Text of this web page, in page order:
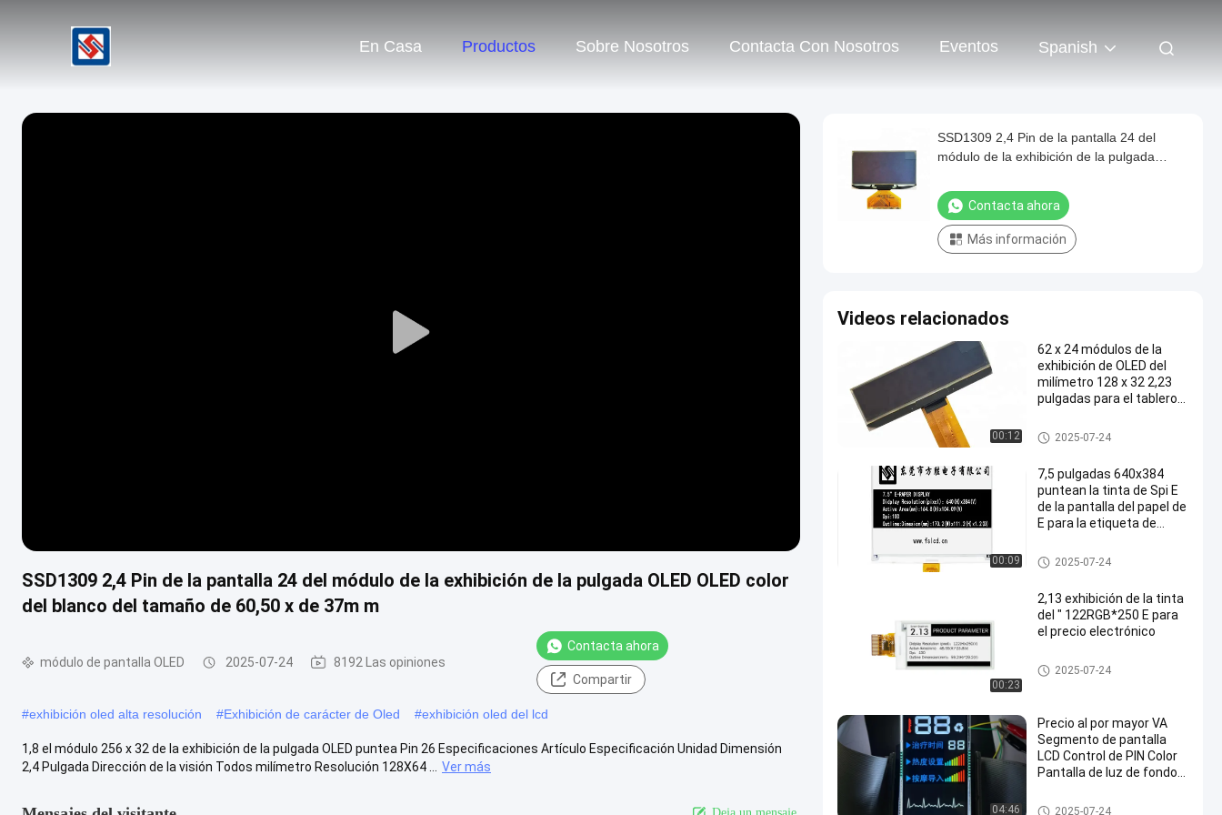
En Casa Productos Sobre Nosotros Contacta Con Nosotros Eventos Spanish
Play
SSD1309 2,4 Pin de la pantalla 24 del módulo de la exhibición de la pulgada OLED OLED color
del blanco del tamaño de 60,50 x de 37m m
módulo de pantalla OLED 2025-07-24 8192 Las opiniones
Contacta ahora
Compartir
#exhibición oled alta resolución #Exhibición de carácter de Oled #exhibición oled del lcd
1,8 el módulo 256 x 32 de la exhibición de la pulgada OLED puntea Pin 26 Especificaciones Artículo Especificación Unidad Dimensión
2,4 Pulgada Dirección de la visión Todos milímetro Resolución 128X64 ...
Ver más
Deja un mensaje.
SSD1309 2,4 Pin de la pantalla 24 del
módulo de la exhibición de la pulgada
de 60,50 x de 37m m
Contacta ahora
Más información
Videos relacionados
00:12
62 x 24 módulos de la
exhibición de OLED del
milímetro 128 x 32 2,23
pulgadas para el tablero
del coche
módulo de pantalla OLED
2025-07-24
00:09
7,5 pulgadas 640x384
puntean la tinta de Spi E
de la pantalla del papel de
E para la etiqueta de
módulo de pantalla OLED
2025-07-24
00:23
2,13 exhibición de la tinta
del ″ 122RGB*250 E para
el precio electrónico
módulo de pantalla OLED
2025-07-24
04:46
Precio al por mayor VA
Segmento de pantalla
LCD Control de PIN Color
Pantalla de luz de fondo
Exhibición del Va Lcd
2025-07-24